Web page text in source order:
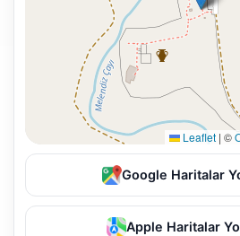
Leaflet | ©
Google Haritalar
Apple Haritalar